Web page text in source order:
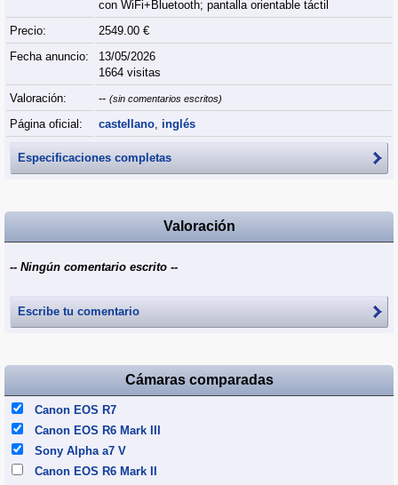
con WiFi+Bluetooth; pantalla orientable táctil
Precio:
2549.00 €
Fecha anuncio:
13/05/2026
1664 visitas
Valoración:
-- (sin comentarios escritos)
Página oficial: castellano, inglés
Especificaciones completas
Valoración
-- Ningún comentario escrito --
Escribe tu comentario
Cámaras comparadas
Canon EOS R7
Canon EOS R6 Mark III
Sony Alpha a7 V
Canon EOS R6 Mark II